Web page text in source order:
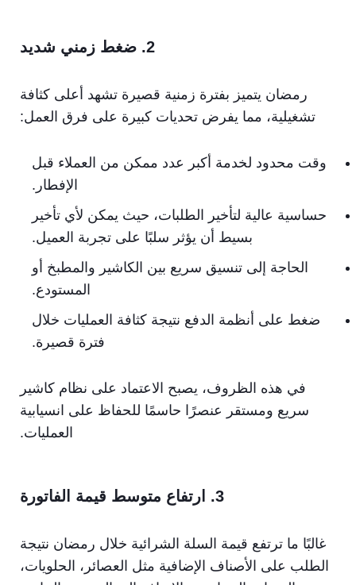
2. ضغط زمني شديد
رمضان يتميز بفترة زمنية قصيرة تشهد أعلى كثافة
تشغيلية، مما يفرض تحديات كبيرة على فرق العمل:
وقت محدود لخدمة أكبر عدد ممكن من العملاء قبل
الإفطار.
حساسية عالية لتأخير الطلبات، حيث يمكن لأي تأخير
بسيط أن يؤثر سلبًا على تجربة العميل.
الحاجة إلى تنسيق سريع بين الكاشير والمطبخ أو
المستودع.
ضغط على أنظمة الدفع نتيجة كثافة العمليات خلال
فترة قصيرة.
في هذه الظروف، يصبح الاعتماد على نظام كاشير
سريع ومستقر عنصرًا حاسمًا للحفاظ على انسيابية
العمليات.
3. ارتفاع متوسط قيمة الفاتورة
غالبًا ما ترتفع قيمة السلة الشرائية خلال رمضان نتيجة
الطلب على الأصناف الإضافية مثل العصائر، الحلويات،